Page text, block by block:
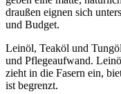
draußen eignen sich
und Budget.
Leinöl, Teaköl und
und Pflegeaufwand.
zieht in die Fasern ein,
ist begrenzt.